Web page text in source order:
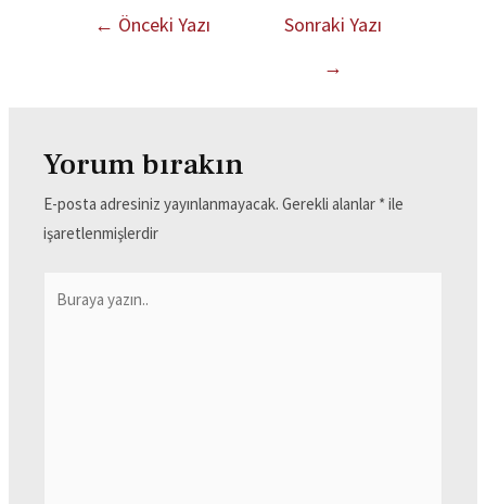
← Önceki Yazı
Sonraki Yazı
→
Yorum bırakın
E-posta adresiniz yayınlanmayacak. Gerekli alanlar *ile
işaretlenmişlerdir